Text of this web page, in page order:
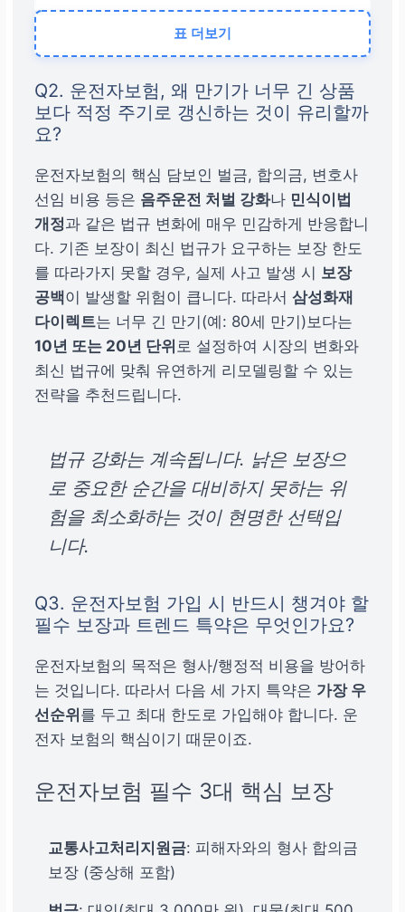
운전자보험
사 선임 비용 ,교통사고
처리지원금등
형사/행
표 더보기
Q2. 운전자보험, 왜 만기가 너무 긴 상품
보다 적정 주기로 갱신하는 것이 유리할까
요?
운전자보험의 핵심 담보인 벌금, 합의금, 변호사
선임 비용 등은 음주운전 처벌 강화나 민식이법
개정과 같은 법규 변화에 매우 민감하게 반응합니
다. 기존 보장이 최신 법규가 요구하는 보장 한도
를 따라가지 못할 경우, 실제 사고 발생 시 보장
공백이 발생할 위험이 큽니다. 따라서삼성화재
다이렉트는 너무 긴 만기(예: 80세 만기)보다는
10년 또는 20년 단위 로 설정하여 시장의 변화와
최신 법규에 맞춰 유연하게 리모델링할 수 있는
전략을 추천드립니다.
법규 강화는 계속됩니다. 낡은 보장으
로 중요한 순간을 대비하지 못하는 위
험을 최소화하는 것이 현명한 선택입
니다.
Q3. 운전자보험 가입 시 반드시 챙겨야 할
필수 보장과 트렌드 특약은 무엇인가요?
운전자보험의 목적은 형사/행정적 비용을 방어하
는 것입니다. 따라서 다음 세 가지 특약은 가장 우
선순위를 두고 최대 한도로 가입해야 합니다. 운
전자 보험의 핵심이기 때문이죠.
운전자보험 필수 3대 핵심 보장
교통사고처리지원금: 피해자와의 형사 합의금
보장 (중상해 포함)